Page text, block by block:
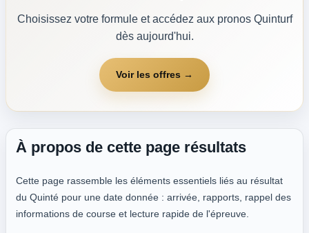
Choisissez votre formule et accédez aux pronos Quinturf
dès aujourd'hui.
Voir les offres →
À propos de cette page résultats
Cette page rassemble les éléments essentiels liés au résultat
du Quinté pour une date donnée : arrivée, rapports, rappel des
informations de course et lecture rapide de l'épreuve.